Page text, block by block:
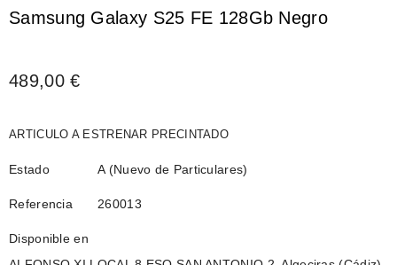
Samsung Galaxy S25 FE 128Gb Negro
489,00 €
ARTICULO A ESTRENAR PRECINTADO
Estado A (Nuevo de Particulares)
Referencia 260013
Disponible en